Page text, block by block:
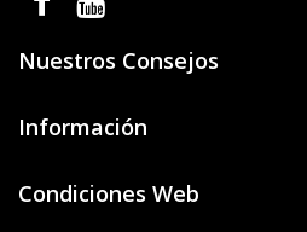
Nuestros Consejos
Información
Condiciones Web